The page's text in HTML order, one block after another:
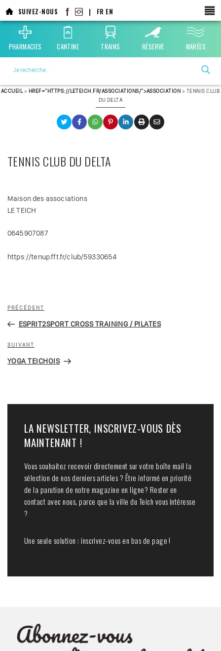
au
contenu
principal
SUIVEZ-NOUS | FR EN
PHARMACIES CANTINE TRAINS RÉSERVE MARÉES
ACCUEIL> HREF="HTTPS://LETEICH.FR/ASSOCIATIONS/">ASSOCIATION > TENNIS CLUB
DU DELTA
TENNIS CLUB DU DELTA
Maison des associations
LE TEICH
0645907087
https://tenup.fft.fr/club/59330654
Navigation
l’article
Article
précédent
PRÉCÉDENT
ESPRIT2SPORT CROSS TRAINING / PILATES
Article
suivant
SUIVANT
YOGA TEICHOIS
LA NEWSLETTER, INSCRIVEZ-VOUS DÈS
MAINTENANT !
Vous souhaitez recevoir directement sur votre boîte mail la
sélection de nos derniers articles ? Être informé en priorité
de la parution de notre magazine en ligne? Rester en
contact avec nous, parce que la ville du Teich vous intéresse
?
Une seule solution : inscrivez-vous en bas de page !